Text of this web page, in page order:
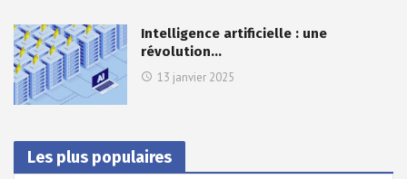
Intelligence artificielle : une
révolution…
13 janvier 2025
Les plus populaires